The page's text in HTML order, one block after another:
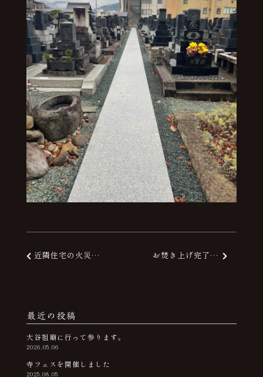
投稿ナビゲーション
近隣住宅の火災について お焚き上げ完了のご報告（１１月分まで）
最近の投稿
大谷祖廟に行って参ります。
2026.05.06
寺フェスを開催しました
2025.08.05